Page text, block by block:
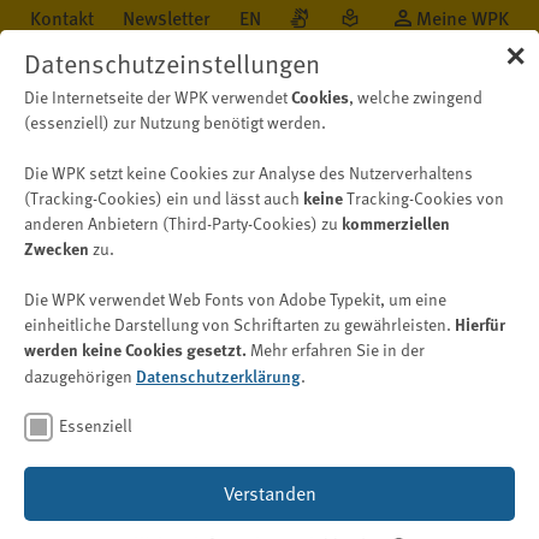
Kontakt Newsletter EN Meine WPK
Öffentlichkeit Neu auf WPK.de Nachricht
Mitglieder fragen – WPK
antwortet
Eidesleistung als Frau unter
Bezugnahme auf die Pflichten
einer Wirtschaftsprüferin
✕
Datenschutzeinstellungen
Die Internetseite der WPK verwendetCookies, welche zwingend
(essenziell) zur Nutzung benötigt werden.
Die WPK setzt keine Cookies zur Analyse des Nutzerverhaltens
(Tracking-Cookies) ein und lässt auch keineTracking-Cookies von
anderen Anbietern (Third-Party-Cookies) zu kommerziellen
Zwecken zu.
Die WPK verwendet Web Fonts von Adobe Typekit, um eine
einheitliche Darstellung von Schriftarten zu gewährleisten. Hierfür
werden keine Cookies gesetzt. Mehr erfahren Sie in der
dazugehörigen Datenschutzerklärung.
Essenziell
Verstanden